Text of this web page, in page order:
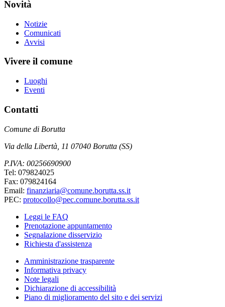
Novità
Notizie
Comunicati
Avvisi
Vivere il comune
Luoghi
Eventi
Contatti
Comune di Borutta
Via della Libertà, 11 07040 Borutta (SS)
P.IVA: 00256690900
Tel: 079824025
Fax: 079824164
Email: finanziaria@comune.borutta.ss.it
PEC: protocollo@pec.comune.borutta.ss.it
Leggi le FAQ
Prenotazione appuntamento
Segnalazione disservizio
Richiesta d'assistenza
Amministrazione trasparente
Informativa privacy
Note legali
Dichiarazione di accessibilità
Piano di miglioramento del sito e dei servizi